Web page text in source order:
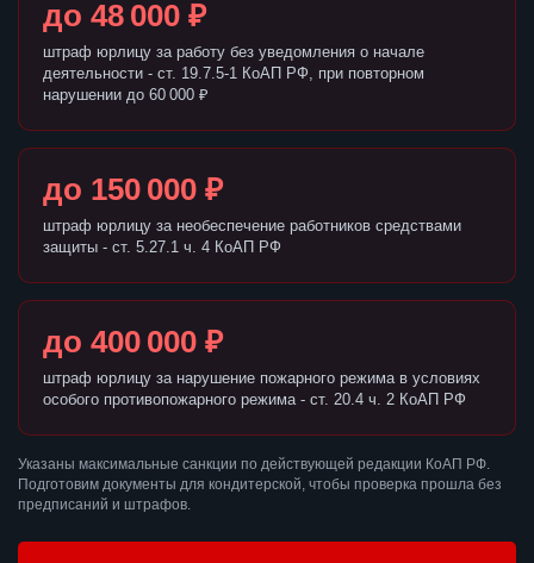
до 48 000 ₽
штраф юрлицу за работу без уведомления о начале
деятельности - ст. 19.7.5-1 КоАП РФ, при повторном
нарушении до 60 000 ₽
до 150 000 ₽
штраф юрлицу за необеспечение работников средствами
защиты - ст. 5.27.1 ч. 4 КоАП РФ
до 400 000 ₽
штраф юрлицу за нарушение пожарного режима в условиях
особого противопожарного режима - ст. 20.4 ч. 2 КоАП РФ
Указаны максимальные санкции по действующей редакции КоАП РФ.
Подготовим документы для кондитерской, чтобы проверка прошла без
предписаний и штрафов.